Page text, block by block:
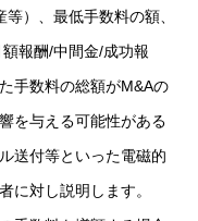
）、最低手数料の額、
報酬/中間金/成功報
手数料の総額がM&Aの
を与える可能性がある
送付等といった電磁的
に対し説明します。